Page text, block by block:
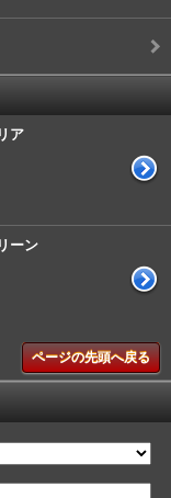
ア
ーン
ページの先頭へ戻る